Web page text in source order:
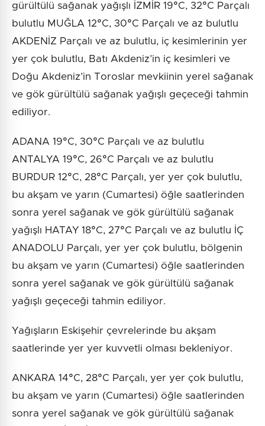
gürültülü sağanak yağışlı İZMİR 19°C, 32°C Parçalı
bulutlu MUĞLA 12°C, 30°C Parçalı ve az bulutlu
AKDENİZ Parçalı ve az bulutlu, iç kesimlerinin yer
yer çok bulutlu, Batı Akdeniz’in iç kesimleri ve
Doğu Akdeniz’in Toroslar mevkiinin yerel sağanak
ve gök gürültülü sağanak yağışlı geçeceği tahmin
ediliyor.
ADANA 19°C, 30°C Parçalı ve az bulutlu
ANTALYA 19°C, 26°C Parçalı ve az bulutlu
BURDUR 12°C, 28°C Parçalı, yer yer çok bulutlu,
bu akşam ve yarın (Cumartesi) öğle saatlerinden
sonra yerel sağanak ve gök gürültülü sağanak
yağışlı HATAY 18°C, 27°C Parçalı ve az bulutlu İÇ
ANADOLU Parçalı, yer yer çok bulutlu, bölgenin
bu akşam ve yarın (Cumartesi) öğle saatlerinden
sonra yerel sağanak ve gök gürültülü sağanak
yağışlı geçeceği tahmin ediliyor.
Yağışların Eskişehir çevrelerinde bu akşam
saatlerinde yer yer kuvvetli olması bekleniyor.
ANKARA 14°C, 28°C Parçalı, yer yer çok bulutlu,
bu akşam ve yarın (Cumartesi) öğle saatlerinden
sonra yerel sağanak ve gök gürültülü sağanak